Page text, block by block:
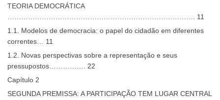
TEORIA DEMOCRÁTICA
………………………………………………………………………. 11
1.1. Modelos de democracia: o papel do cidadão em diferentes
correntes… 11
1.2. Novas perspectivas sobre a representação e seus
pressupostos……………. 22
Capítulo 2
SEGUNDA PREMISSA: A PARTICIPAÇÃO TEM LUGAR CENTRAL